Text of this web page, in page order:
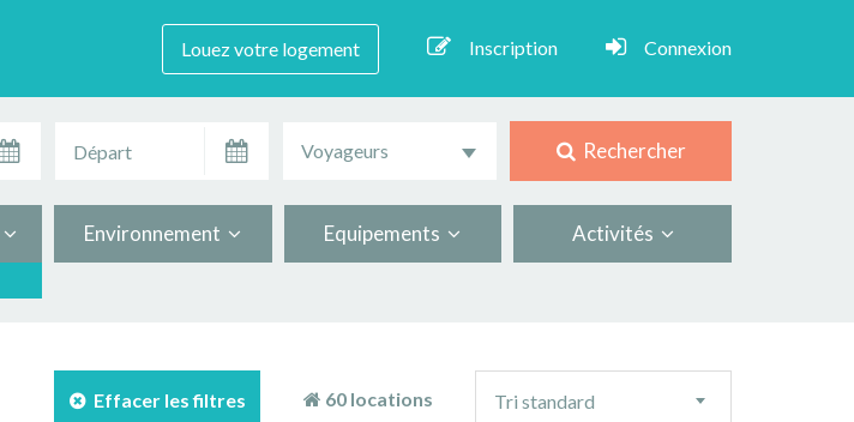
Louez votre logement Inscription Connexion
Voyageurs Rechercher
Environnement Equipements Activités
Effacer les filtres 60 locations Tri standard